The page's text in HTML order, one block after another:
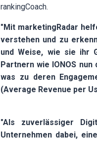
rankingCoach.
"Mit marketingRadar
verstehen und zu
und Weise, wie sie ihr
Partnern wie IONOS
was zu deren
(Average Revenue per
"Als zuverlässiger
Unternehmen dabei,